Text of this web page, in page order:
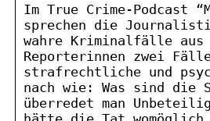
Im True Crime-Podcast
sprechen die
wahre Kriminalfälle aus
Reporterinnen zwei
strafrechtliche und
nach wie: Was sind die
überredet man